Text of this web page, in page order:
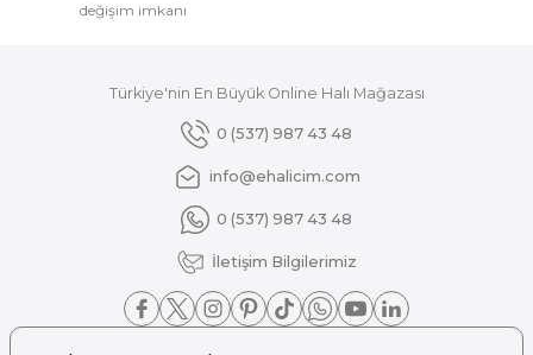
Gönder
değişim imkanı
Türkiye'nin En Büyük Online Halı Mağazası
0 (537) 987 43 48
info@ehalicim.com
0 (537) 987 43 48
İletişim Bilgilerimiz